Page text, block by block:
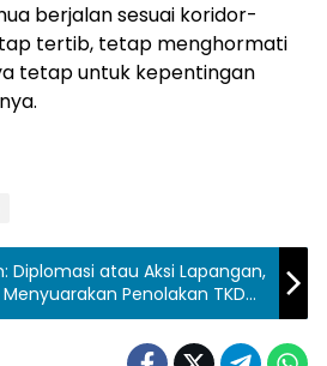
berjalan sesuai koridor-
tertib, tetap menghormati
tetap untuk kepentingan
Diplomasi atau Aksi Lapangan,
Penolakan TKD
Koridor